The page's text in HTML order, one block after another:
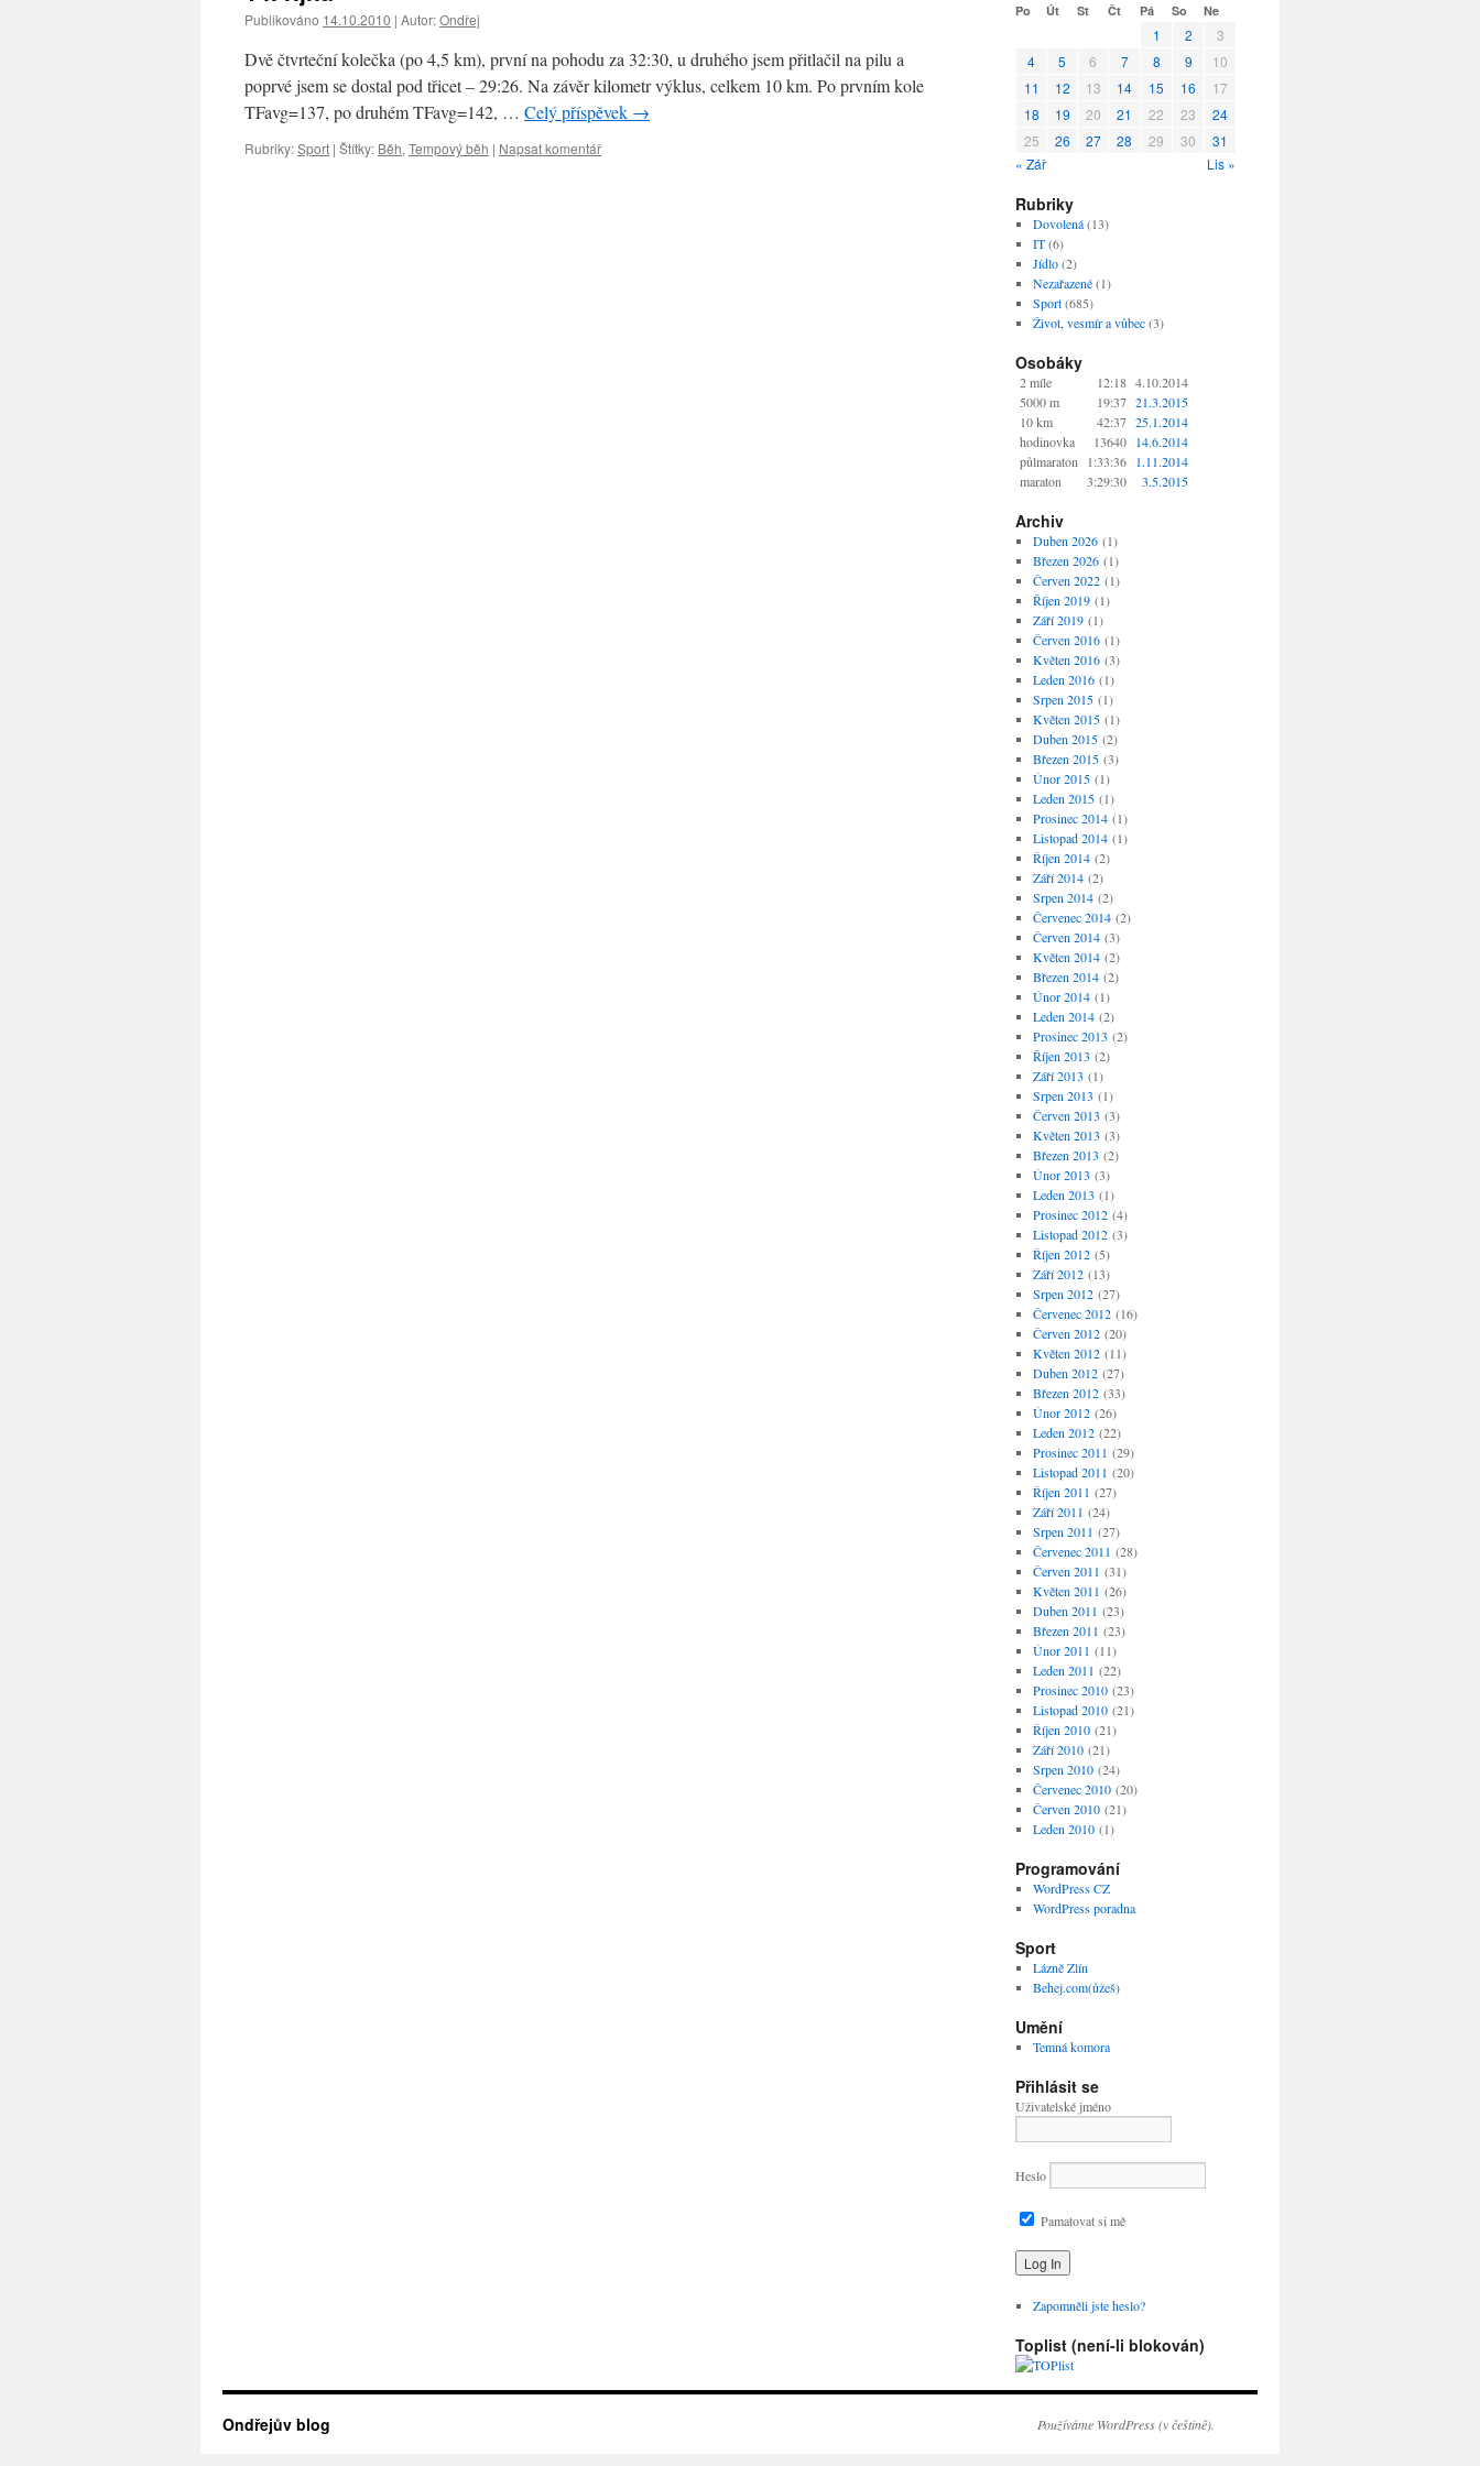
Publikováno 14.10.2010 | Autor:Ondřej
Dvě čtvrteční kolečka (po 4,5 km), první na pohodu za 32:30, u druhého jsem přitlačil na pilu a
poprvé jsem se dostal pod třicet – 29:26. Na závěr kilometr výklus, celkem 10 km. Po prvním kole
TFavg=137, po druhém TFavg=142, … Celý příspěvek →
Rubriky:Sport | Štítky: Běh, Tempový běh | Napsat komentář
Po Út St Čt Pá So Ne
1 2
3
4
5 6 7 8 9
10
11
12 13 14 15 16
17
18
19 20 21 22 23
24
25
26 27 28 29 30
31
« Zář
Lis »
Rubriky
Dovolená(13)
IT(6)
Jídlo(2)
Nezařazené(1)
Sport(685)
Život, vesmír a vůbec(3)
Osobáky
2 míle 12:18 4.10.2014
5000 m
19:37 21.3.2015
10 km
42:37 25.1.2014
hodinovka
13640
14.6.2014
půlmaraton
1:33:36
1.11.2014
maraton
3:29:30 3.5.2015
Archiv
Duben 2026(1)
Březen 2026(1)
Červen 2022(1)
Říjen 2019(1)
Září 2019(1)
Červen 2016(1)
Květen 2016(3)
Leden 2016(1)
Srpen 2015(1)
Květen 2015(1)
Duben 2015(2)
Březen 2015(3)
Únor 2015(1)
Leden 2015(1)
Prosinec 2014(1)
Listopad 2014(1)
Říjen 2014(2)
Září 2014(2)
Srpen 2014(2)
Červenec 2014(2)
Červen 2014(3)
Květen 2014(2)
Březen 2014(2)
Únor 2014(1)
Leden 2014(2)
Prosinec 2013 (2)
Říjen 2013 (2)
Září 2013 (1)
Srpen 2013 (1)
Červen 2013 (3)
Květen 2013 (3)
Březen 2013 (2)
Únor 2013 (3)
Leden 2013 (1)
Prosinec 2012(4)
Listopad 2012(3)
Říjen 2012(5)
Září 2012(13)
Srpen 2012(27)
Červenec 2012(16)
Červen 2012(20)
Květen 2012(11)
Duben 2012(27)
Březen 2012(33)
Únor 2012(26)
Leden 2012(22)
Prosinec 2011 (29)
Listopad 2011 (20)
Říjen 2011 (27)
Září 2011 (24)
Srpen 2011 (27)
Červenec 2011 (28)
Červen 2011 (31)
Květen 2011 (26)
Duben 2011 (23)
Březen 2011 (23)
Únor 2011 (11)
Leden 2011 (22)
Prosinec 2010(23)
Listopad 2010(21)
Říjen 2010(21)
Září 2010(21)
Srpen 2010(24)
Červenec 2010(20)
Červen 2010(21)
Leden 2010(1)
Programování
WordPress CZ
WordPress poradna
Sport
Lázně Zlín
Behej.com(ůžeš)
Umění
Temná komora
Přihlásit se
Uživatelské jméno
Heslo
Pamatovat si mě
Zapomněli jste heslo?
Toplist (není-li blokován)
Ondřejův blog Používáme WordPress (v češtině).